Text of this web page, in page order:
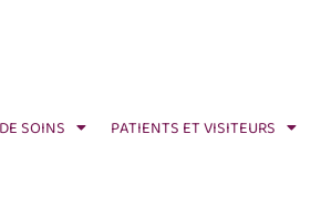
SOINS PATIENTS ET VISITEURS